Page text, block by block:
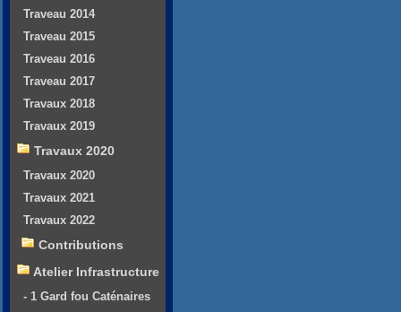
Traveau 2014
Traveau 2015
Traveau 2016
Traveau 2017
Travaux 2018
Travaux 2019
Travaux 2020
Travaux 2020
Travaux 2021
Travaux 2022
Contributions
Atelier Infrastructure
- 1 Gard fou Caténaires